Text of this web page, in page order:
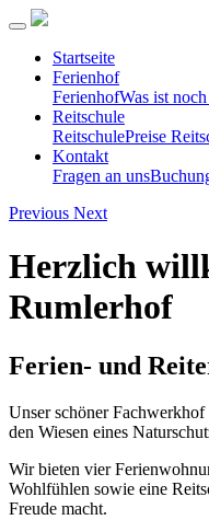
Startseite
Ferienhof
FerienhofWas ist
Reitschule
ReitschulePreise
Kontakt
Fragen an uns
Previous Next
Herzlich
Rumlerhof
Ferien- und
Unser schöner
den Wiesen eines
Wir bieten vier
Wohlfühlen sowie eine
Freude macht.